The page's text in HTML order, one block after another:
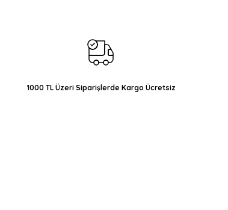
Ürün fiyatı diğer sitelerden daha pahalı.
Bu ürüne benzer farklı alternatifler olmalı.
1000 TL Üzeri Siparişlerde Kargo Ücretsiz